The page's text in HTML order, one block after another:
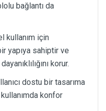
bağlantı da
kullanım için
yapıya sahiptir ve
korur.
dostu bir tasarıma
konfor